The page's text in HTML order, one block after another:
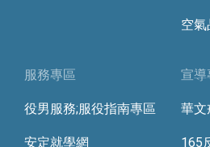
空氣
服務專區
役男服務;服役指南專區
安定就學網
宣導
華文
165